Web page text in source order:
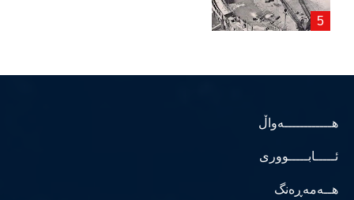
هــــــــــــەواڵ
ئـــــابـــــووری
هــەمەڕەنگ